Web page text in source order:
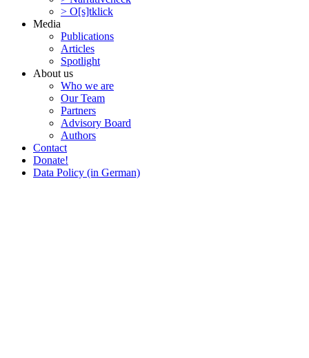
> O[s]tklick
Media
Publi­ca­tions
Articles
Spotlight
About us
Who we are
Our Team
Partners
Advisory Board
Authors
Contact
Donate!
Data Policy (in German)